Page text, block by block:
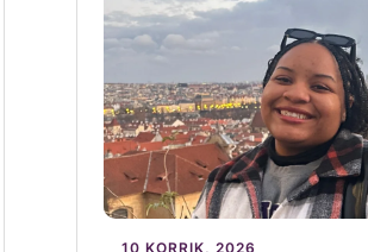
10 KORRIK, 2026